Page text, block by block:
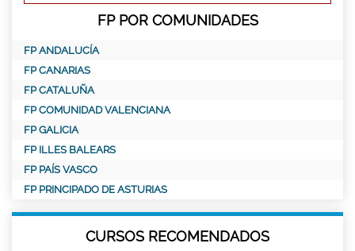
FP POR COMUNIDADES
FP ANDALUCÍA
FP CANARIAS
FP CATALUÑA
FP COMUNIDAD VALENCIANA
FP GALICIA
FP ILLES BALEARS
FP PAÍS VASCO
FP PRINCIPADO DE ASTURIAS
CURSOS RECOMENDADOS